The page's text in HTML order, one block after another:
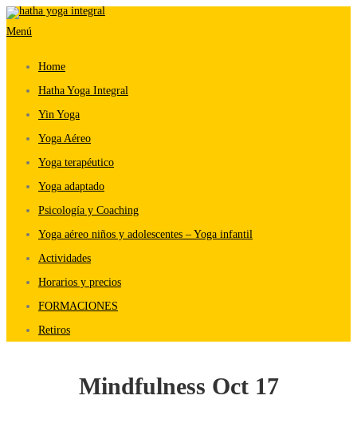
Saltar
al
Menú
Home
Hatha Yoga Integral
Yin Yoga
Yoga Aéreo
Yoga terapéutico
Yoga adaptado
Psicología y Coaching
Yoga aéreo niños y adolescentes – Yoga infantil
Actividades
Horarios y precios
FORMACIONES
Retiros
Mindfulness Oct 17